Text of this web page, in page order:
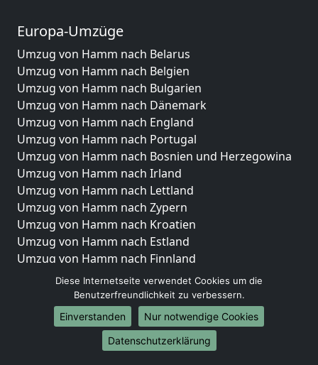
Europa-Umzüge
Umzug von Hamm nach Belarus
Umzug von Hamm nach Belgien
Umzug von Hamm nach Bulgarien
Umzug von Hamm nach Dänemark
Umzug von Hamm nach England
Umzug von Hamm nach Portugal
Umzug von Hamm nach Bosnien und Herzegowina
Umzug von Hamm nach Irland
Umzug von Hamm nach Lettland
Umzug von Hamm nach Zypern
Umzug von Hamm nach Kroatien
Umzug von Hamm nach Estland
Umzug von Hamm nach Finnland
Umzug von Hamm nach Frankreich
Umzug von Hamm nach Griechenland
Umzug von Hamm nach Italien
Umzug von Hamm nach Liechtenstein
Umzug von Hamm nach Luxemburg
Diese Internetseite verwendet Cookies um die
Benutzerfreundlichkeit zu verbessern.
Einverstanden
Nur notwendige Cookies
Datenschutzerklärung